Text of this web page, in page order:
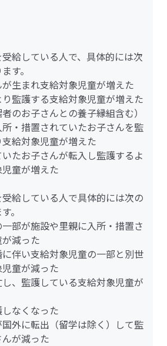
給している人で、具体的には次
す。
が生まれ支給対象児童が増えた
り監護する支給対象児童が増えた
者のお子さんとの養子縁組含む）
所・措置されていたお子さんを監
給対象児童が増えた
いたお子さんが転入し監護するよ
童が増えた
給している人で具体的には次の
。
一部が施設や里親に入所・措置さ
減った
に伴い支給対象児童の一部と別世
童が減った
し、監護している支給対象児童が
なくなった
国外に転出（留学は除く）して監
が減った